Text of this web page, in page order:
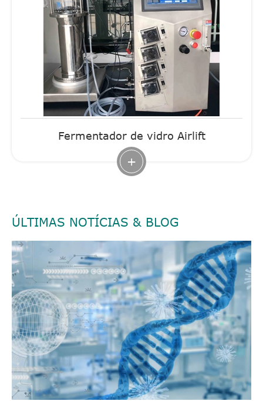
Fermentador de vidro Airlift
+
ÚLTIMAS NOTÍCIAS & BLOG